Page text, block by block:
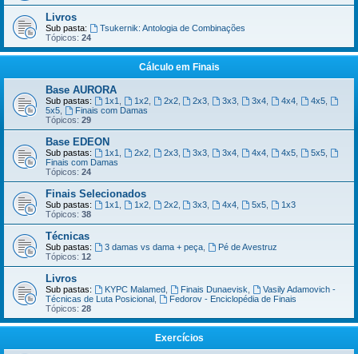
Livros
Sub pasta:
Tsukernik: Antologia de Combinações
Tópicos: 24
Cálculo em Finais
Base AURORA
Sub pastas: 1x1 1x2, 2x2, 2x3 3x3 3x4 4x4, 4x5,
5x5
Finais com Damas
Tópicos: 29
Base EDEON
Sub pastas: 1x1 2x2, 2x3, 3x3 3x4 4x4 4x5, 5x5,
Finais com Damas
Tópicos: 24
Finais Selecionados
Sub pastas: 1x1 1x2, 2x2, 3x3 4x4 5x5
1x3
Tópicos: 38
Técnicas
Sub pastas: 3 damas vs dama + peça,
Pé de Avestruz
Tópicos: 12
Livros
Sub pastas: KYPC Malamed, Finais Dunaevisk
Vasily Adamovich -
Técnicas de Luta Posicional
Fedorov - Enciclopédia de Finais
Tópicos: 28
Exercícios